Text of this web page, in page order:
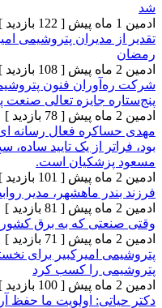
[ 122 بازدید ]
پتروشیمی امیرکبیر
[ 108 بازدید ]
فنون پتروشیمی موفق
تعالی صنعت پتروشیمی
[ 78 بازدید ]
فعال رسانه ای نوشت:
از یک تایید ساده، سپردن یک
است.
[ 101 بازدید ]
ماهشهر، مدیر روابط عمومی
[ 81 بازدید ]
که به برق کشور کمک
[ 71 بازدید ]
برای نخستین بار
را کسب کرد
[ 100 بازدید ]
اولویت ما حفظ آرامش